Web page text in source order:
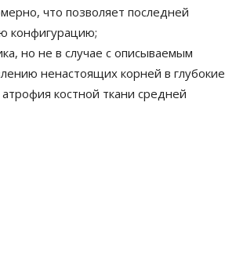
что позволяет последней
конфигурацию;
но не в случае с описываемым
ненастоящих корней в глубокие
костной ткани средней